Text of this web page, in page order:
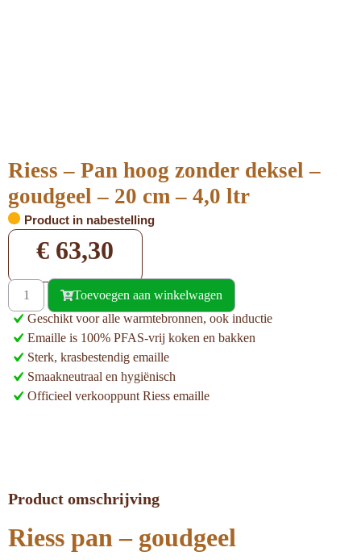
Riess – Pan hoog zonder deksel –
goudgeel – 20 cm – 4,0 ltr
Product in nabestelling
€ 63,30
Toevoegen aan winkelwagen
Geschikt voor alle warmtebronnen, ook inductie
Emaille is 100% PFAS-vrij koken en bakken
Sterk, krasbestendig emaille
Smaakneutraal en hygiënisch
Officieel verkooppunt Riess emaille
Product omschrijving
Riess pan – goudgeel